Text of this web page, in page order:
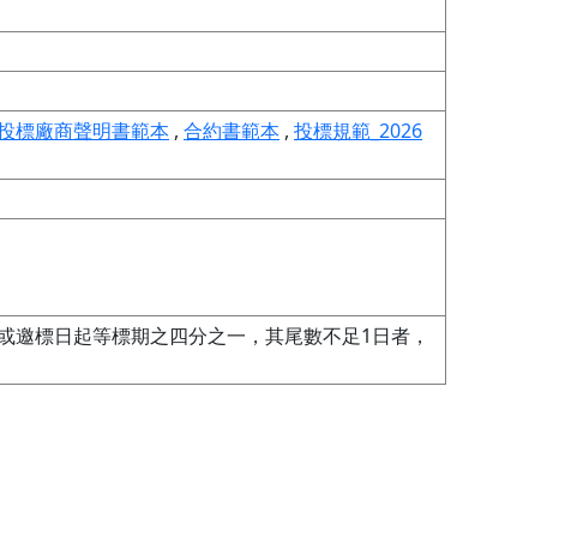
標廠商聲明書範本 , 合約書範本 , 投標規範_2026
標日起等標期之四分之一，其尾數不足1日者，